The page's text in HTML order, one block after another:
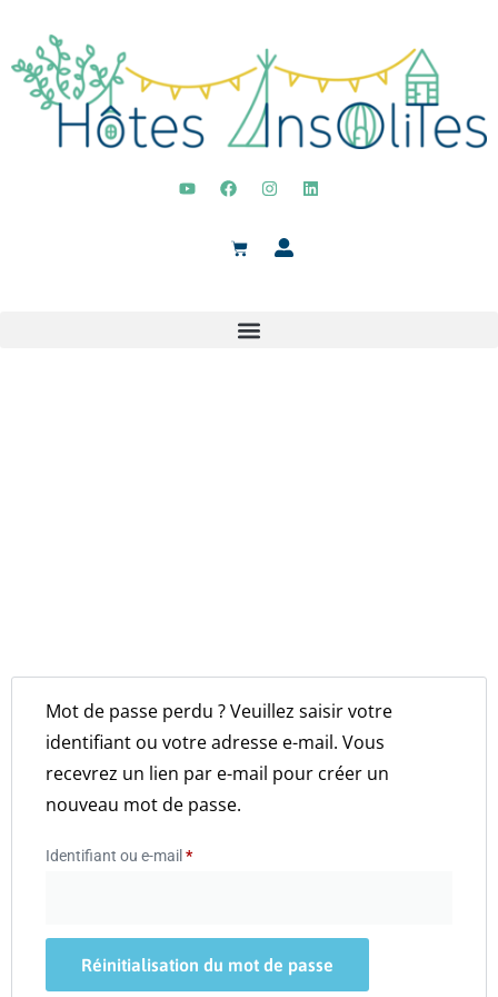
Mot de passe perdu ? Veuillez saisir votre
identifiant ou votre adresse e-mail. Vous
recevrez un lien par e-mail pour créer un
nouveau mot de passe.
Identifiant ou e-mail *
Réinitialisation du mot de passe